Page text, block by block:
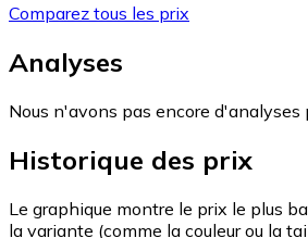
Comparez tous les prix
Analyses
Nous n'avons pas encore d'analyses
Historique des prix
Le graphique montre le prix le plus
la variante (comme la couleur ou la